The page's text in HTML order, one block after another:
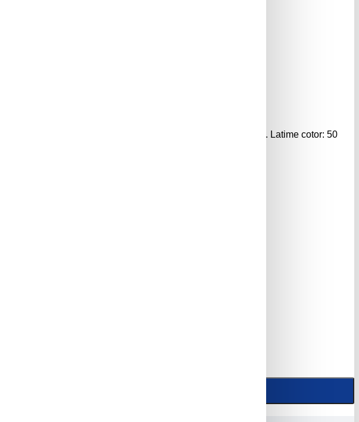
transparent pentru eticheta interschimbabila. Format: A4. Latime cotor: 50